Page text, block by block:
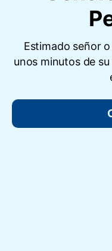
Estimado señor
unos minutos de